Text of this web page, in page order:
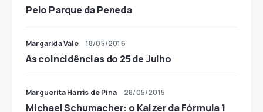
Pelo Parque da Peneda
Margarida Vale 18/05/2016
As coincidências do 25 de Julho
Marguerita Harris de Pina 28/05/2015
Michael Schumacher: o Kaizer da Fórmula 1